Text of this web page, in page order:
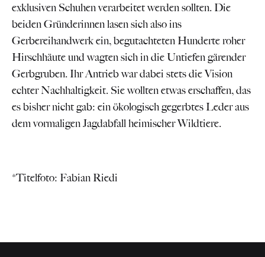
exklusiven Schuhen verarbeitet werden sollten. Die
beiden Gründerinnen lasen sich also ins
Gerbereihandwerk ein, begutachteten Hunderte roher
Hirschhäute und wagten sich in die Untiefen gärender
Gerbgruben. Ihr Antrieb war dabei stets die Vision
echter Nachhaltigkeit. Sie wollten etwas erschaffen, das
es bisher nicht gab: ein ökologisch gegerbtes Leder aus
dem vormaligen Jagdabfall heimischer Wildtiere.
*Titelfoto: Fabian Riedi